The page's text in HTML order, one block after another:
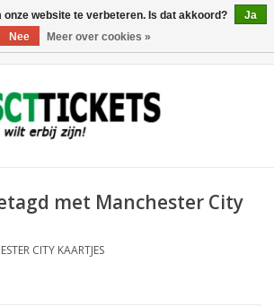
met Manchester City
CITY KAARTJES
onze website te verbeteren. Is dat akkoord?
Ja
Nee
Meer over cookies »